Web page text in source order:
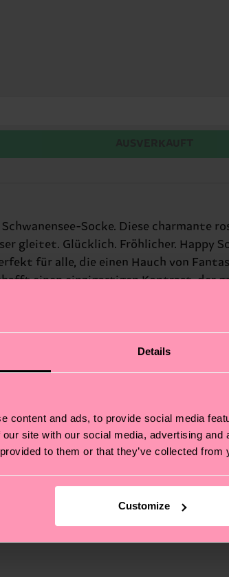
Details
content and ads, to provide social media
site with our social media, advertising
to them or that they’ve collected
Customize
Socke. Diese charmante
gleitet. Glücklich. Fröhlicher. Happy
für alle, die einen Hauch von
einen einzigartigen Kontrast, der
– es geht auch um eine ethische
Tipps und Tricks findest du auf
unsere länderspezifische
einen Richtwert handelt und die
im ArtikelRetourenfindest du die